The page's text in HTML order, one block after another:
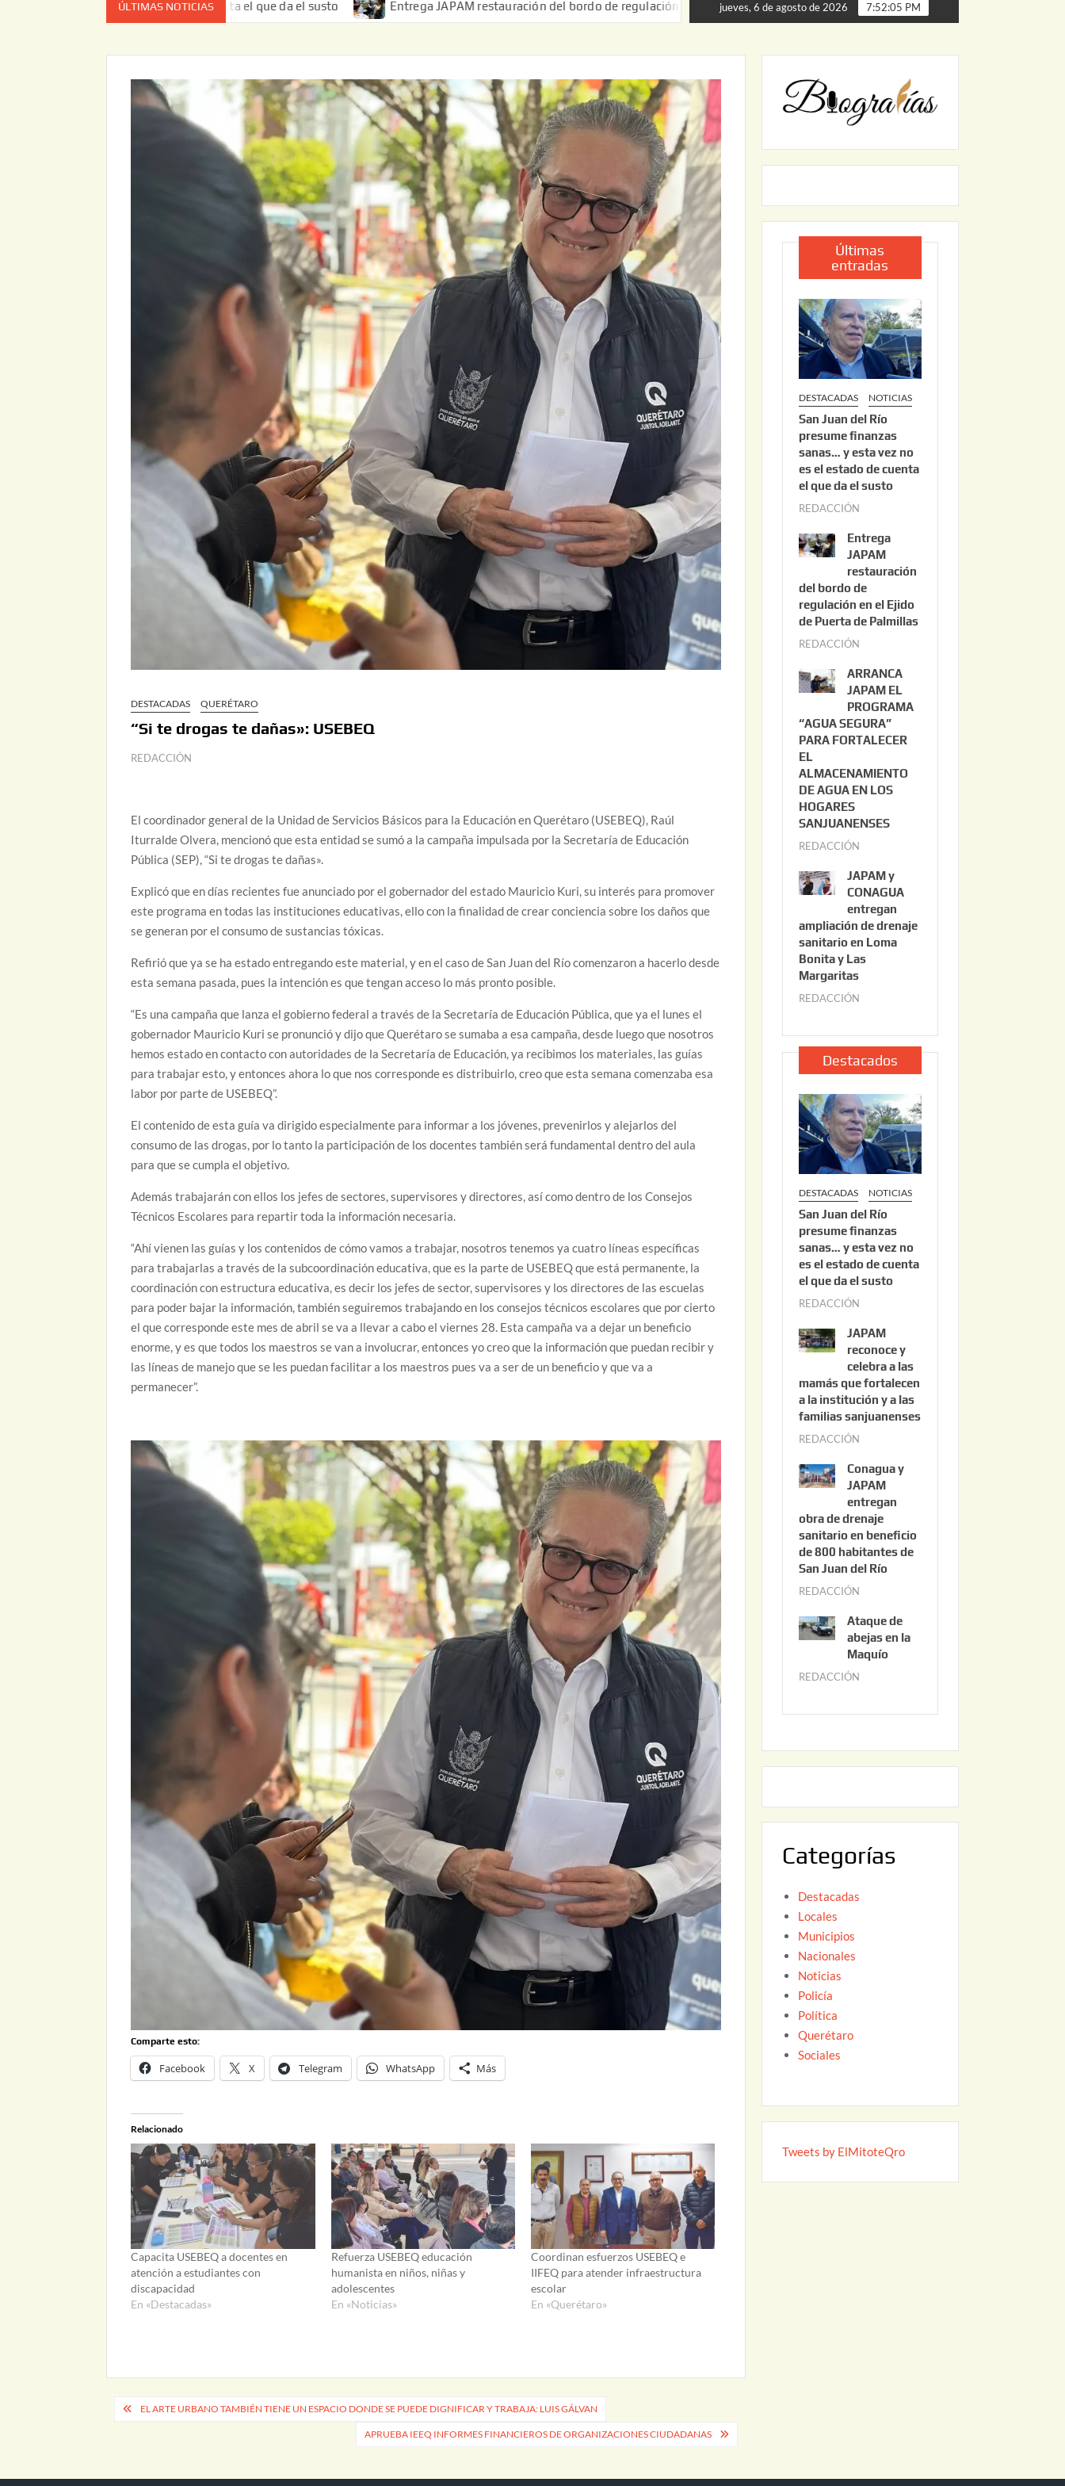
ÚLTIMAS NOTICIAS
es el estado de cuenta el que da el susto Entrega JAPAM restauración del bordo de regulación en el Ejido de Puerta de Palmillas ARRANCA JAPAM EL PROGRAMA “AGUA
jueves, 6 de agosto de 2026 7:52:06 PM
DESTACADAS QUERÉTARO
“Si te drogas te dañas»: USEBEQ
REDACCIÓN
El coordinador general de la Unidad de Servicios Básicos para la Educación en Querétaro (USEBEQ), Raúl
Iturralde Olvera, mencionó que esta entidad se sumó a la campaña impulsada por la Secretaría de Educación
Pública (SEP), “Si te drogas te dañas».
Explicó que en días recientes fue anunciado por el gobernador del estado Mauricio Kuri, su interés para promover
este programa en todas las instituciones educativas, ello con la finalidad de crear conciencia sobre los daños que
se generan por el consumo de sustancias tóxicas.
Refirió que ya se ha estado entregando este material, y en el caso de San Juan del Río comenzaron a hacerlo desde
esta semana pasada, pues la intención es que tengan acceso lo más pronto posible.
“Es una campaña que lanza el gobierno federal a través de la Secretaría de Educación Pública, que ya el lunes el
gobernador Mauricio Kuri se pronunció y dijo que Querétaro se sumaba a esa campaña, desde luego que nosotros
hemos estado en contacto con autoridades de la Secretaría de Educación, ya recibimos los materiales, las guías
para trabajar esto, y entonces ahora lo que nos corresponde es distribuirlo, creo que esta semana comenzaba esa
labor por parte de USEBEQ”.
El contenido de esta guía va dirigido especialmente para informar a los jóvenes, prevenirlos y alejarlos del
consumo de las drogas, por lo tanto la participación de los docentes también será fundamental dentro del aula
para que se cumpla el objetivo.
Además trabajarán con ellos los jefes de sectores, supervisores y directores, así como dentro de los Consejos
Técnicos Escolares para repartir toda la información necesaria.
“Ahí vienen las guías y los contenidos de cómo vamos a trabajar, nosotros tenemos ya cuatro líneas específicas
para trabajarlas a través de la subcoordinación educativa, que es la parte de USEBEQ que está permanente, la
coordinación con estructura educativa, es decir los jefes de sector, supervisores y los directores de las escuelas
para poder bajar la información, también seguiremos trabajando en los consejos técnicos escolares que por cierto
el que corresponde este mes de abril se va a llevar a cabo el viernes 28. Esta campaña va a dejar un beneficio
enorme, y es que todos los maestros se van a involucrar, entonces yo creo que la información que puedan recibir y
las líneas de manejo que se les puedan facilitar a los maestros pues va a ser de un beneficio y que va a
permanecer”.
Comparte esto:
Facebook X Telegram WhatsApp Más
Relacionado
Capacita USEBEQ a docentes en
atención a estudiantes con
discapacidad
En «Destacadas»
Refuerza USEBEQ educación
humanista en niños, niñas y
adolescentes
En «Noticias»
Coordinan esfuerzos USEBEQ e
IIFEQ para atender infraestructura
escolar
En «Querétaro»
Navegación
EL ARTE URBANO TAMBIÉN TIENE UN ESPACIO DONDE SE PUEDE DIGNIFICAR Y TRABAJA: LUIS GÁLVAN
APRUEBA IEEQ INFORMES FINANCIEROS DE ORGANIZACIONES CIUDADANAS
Últimas
entradas
DESTACADAS NOTICIAS
San Juan del Río
presume finanzas
sanas… y esta vez no
es el estado de cuenta
el que da el susto
REDACCIÓN
o
s
t
o
3
2
0
2
6
Entrega
JAPAM
restauración
del bordo de
regulación en el Ejido
de Puerta de Palmillas
REDACCIÓN
l
i
o
2
0
ARRANCA
JAPAM EL
PROGRAMA
“AGUA SEGURA”
PARA FORTALECER
EL
ALMACENAMIENTO
DE AGUA EN LOS
HOGARES
SANJUANENSES
REDACCIÓN
l
i
o
2
2
2
6
JAPAM y
CONAGUA
entregan
ampliación de drenaje
sanitario en Loma
Bonita y Las
Margaritas
REDACCIÓN
l
i
o
2
2
,
2
0
2
6
Destacados
DESTACADAS NOTICIAS
San Juan del Río
presume finanzas
sanas… y esta vez no
es el estado de cuenta
el que da el susto
REDACCIÓN
s
t
o
3
0
2
6
JAPAM
reconoce y
celebra a las
mamás que fortalecen
a la institución y a las
familias sanjuanenses
REDACCIÓN
n
i
o
3
0
0
2
6
Conagua y
JAPAM
entregan
obra de drenaje
sanitario en beneficio
de 800 habitantes de
San Juan del Río
REDACCIÓN
n
i
0
2
Ataque de
abejas en la
Maquío
REDACCIÓN
y
2
Categorías
Destacadas
Locales
Municipios
Nacionales
Noticias
Policía
Política
Querétaro
Sociales
Tweets by ElMitoteQro